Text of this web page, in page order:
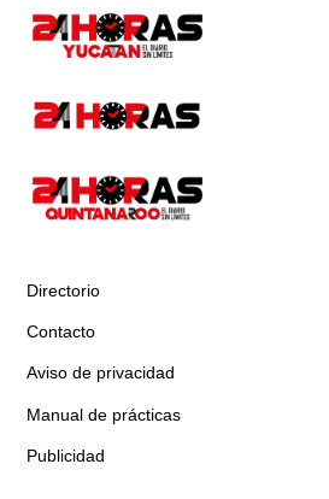
Directorio
Contacto
Aviso de privacidad
Manual de prácticas
Publicidad